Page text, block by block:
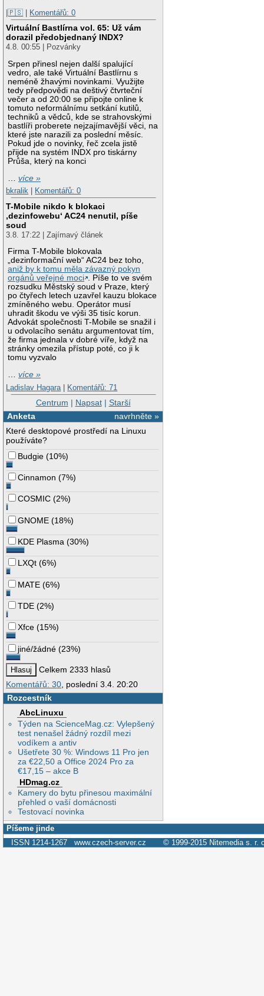
|🇵🇸 | Komentářů: 0
Virtuální Bastlírna vol. 65: Už vám
dorazil předobjednaný INDX?
4.8. 00:55 | Pozvánky
Srpen přinesl nejen další spalující
vedro, ale také Virtuální Bastlírnu s
neméně žhavými novinkami. Využijte
tedy předpovědi na deštivý čtvrteční
večer a od 20:00 se připojte online k
tomuto neformálnímu setkání kutilů,
techniků a vědců, kde se strahovskými
bastlíři proberete nejzajímavější věci, na
které jste narazili za poslední měsíc.
Pokud jde o novinky, řeč zcela jistě
přijde na systém INDX pro tiskárny
Průša, který na konci
…více »
bkralik
Komentářů: 0
T-Mobile nikdo k blokaci
‚dezinfowebu‘ AC24 nenutil, píše
soud
3.8. 17:22 | Zajímavý článek
Firma T-Mobile blokovala
„dezinformační web“ AC24 bez toho,
aniž by k tomu měla závazný pokyn
orgánů veřejné moci . Píše to ve svém
rozsudku Městský soud v Praze, který
po čtyřech letech uzavřel kauzu blokace
zmíněného webu. Operátor musí
uhradit škodu ve výši 35 tisíc korun.
Advokát společnosti T-Mobile se snažil i
u odvolacího senátu argumentovat tím,
že firma jednala v dobré víře, když na
stránky omezila přístup poté, co ji k
tomu vyzvalo
…více »
Ladislav Hagara | Komentářů: 71
Centrum | Napsat| Starší
navrhněte »
Anketa
Které desktopové prostředí na Linuxu
používáte?
Budgie (10%)
Cinnamon (7%)
COSMIC (2%)
GNOME (18%)
KDE Plasma (30%)
LXQt (6%)
MATE (6%)
TDE (2%)
Xfce (15%)
jiné/žádné (23%)
Celkem 2333 hlasů
Komentářů: 30, poslední 3.4. 20:20
Rozcestník
AbcLinuxu
Týden na ScienceMag.cz: Vylepšený
test nenašel žádný rozdíl mezi
vodíkem a antiv
Ušetřete 30 %: Windows 11 Pro jen
za €22,50 a Office 2024 Pro za
€17,15 – akce B
HDmag.cz
Kamery do bytu přinesou maximální
přehled o vaší domácnosti
Testovací novinka
Píšeme jinde
ISSN 1214-1267 www.czech-server.cz © 1999-2015 Nitemedia s. r.